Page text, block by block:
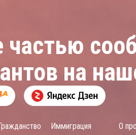
частью
на
Иммиграция О